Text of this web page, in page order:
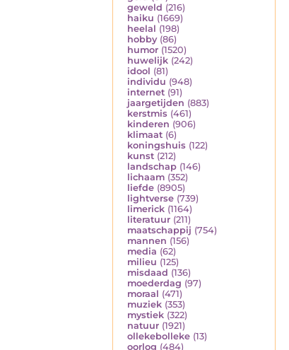
geweld (216)
haiku (1669)
heelal (198)
hobby (86)
humor (1520)
huwelijk (242)
idool (81)
individu (948)
internet (91)
jaargetijden (883)
kerstmis (461)
kinderen (906)
klimaat (6)
koningshuis (122)
kunst (212)
landschap (146)
lichaam (352)
liefde (8905)
lightverse (739)
limerick (1164)
literatuur (211)
maatschappij (754)
mannen (156)
media (62)
milieu (125)
misdaad (136)
moederdag (97)
moraal (471)
muziek (353)
mystiek (322)
natuur (1921)
ollekebolleke (13)
oorlog (484)